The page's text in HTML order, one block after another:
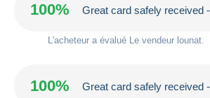
100% Great card safely received
L'acheteur a évalué Le vendeur lounat.
100% Great card safely received